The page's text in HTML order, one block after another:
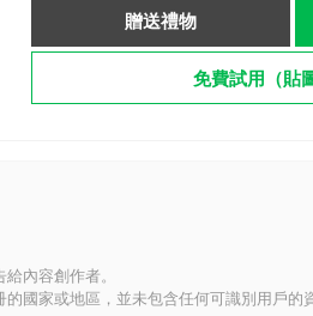
贈送禮物
免費試用（貼
內容創作者。
國家或地區，並未包含任何可識別用戶的